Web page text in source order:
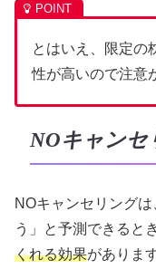
とはいえ、限定の
性が高いので注意
NOキャンセ
NOキャンセリング
う」と予測できるとき
くれる効果があります